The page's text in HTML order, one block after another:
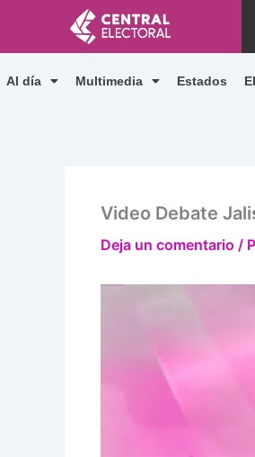
contenido
Al día Multimedia Estados
Video Debate
Deja un comentario /